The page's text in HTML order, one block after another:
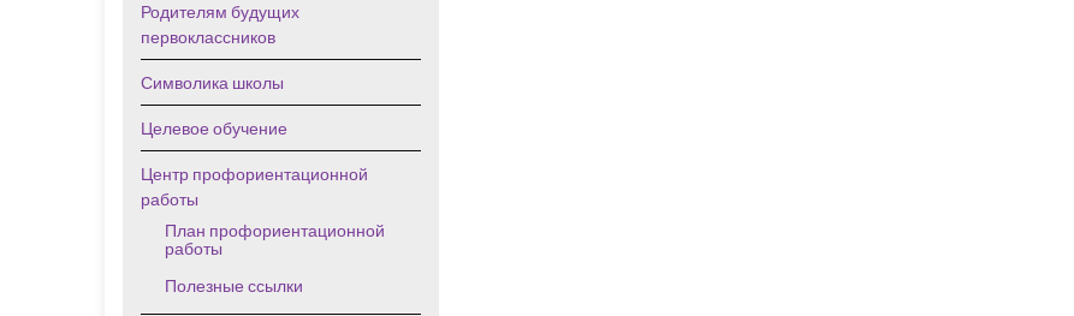
Родителям будущих
первоклассников
Символика школы
Целевое обучение
Центр профориентационной
работы
План профориентационной
работы
Полезные ссылки